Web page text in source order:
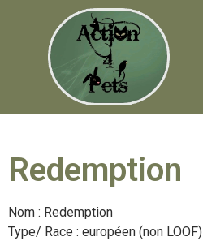
Redemption
Nom : Redemption
Type/ Race : européen (non LOOF)